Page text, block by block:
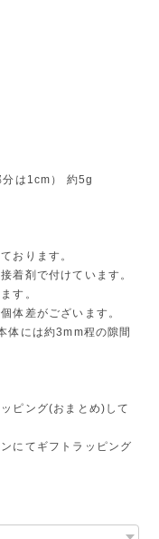
は1cm） 約5g
おります。
着剤で付けています。
す。
体差がございます。
体には約3mm程の隙間
ピング(おまとめ)して
にてギフトラッピング